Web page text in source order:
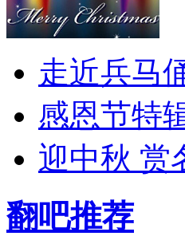
走近兵马
感恩节特
迎中秋 赏
翻吧推荐